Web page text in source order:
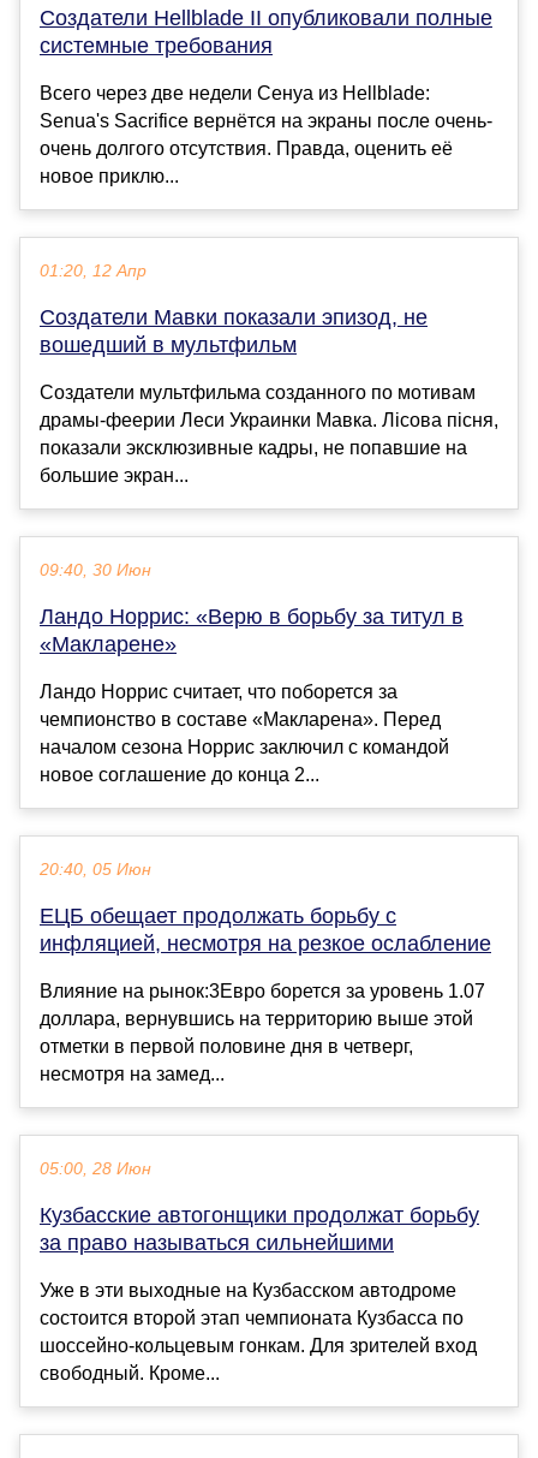
Создатели Hellblade II опубликовали полные
системные требования
Всего через две недели Сенуа из Hellblade:
Senua's Sacrifice вернётся на экраны после очень-
очень долгого отсутствия. Правда, оценить её
новое приклю...
01:20, 12 Апр
Создатели Мавки показали эпизод, не
вошедший в мультфильм
Создатели мультфильма созданного по мотивам
драмы-феерии Леси Украинки Мавка. Лісова пісня,
показали эксклюзивные кадры, не попавшие на
большие экран...
09:40, 30 Июн
Ландо Норрис: «Верю в борьбу за титул в
«Макларене»
Ландо Норрис считает, что поборется за
чемпионство в составе «Макларена». Перед
началом сезона Норрис заключил с командой
новое соглашение до конца 2...
20:40, 05 Июн
ЕЦБ обещает продолжать борьбу с
инфляцией, несмотря на резкое ослабление
Влияние на рынок:3Евро борется за уровень 1.07
доллара, вернувшись на территорию выше этой
отметки в первой половине дня в четверг,
несмотря на замед...
05:00, 28 Июн
Кузбасские автогонщики продолжат борьбу
за право называться сильнейшими
Уже в эти выходные на Кузбасском автодроме
состоится второй этап чемпионата Кузбасса по
шоссейно-кольцевым гонкам. Для зрителей вход
свободный. Кроме...